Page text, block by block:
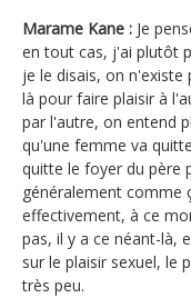
Marame Kane : Je
en tout cas, j'ai plutôt
je le disais, on
là pour faire plaisir à
par l'autre, on entend
qu'une femme va
quitte le foyer du père
généralement comme
effectivement, à ce
pas, il y a ce néant-là,
sur le plaisir sexuel, le
très peu.